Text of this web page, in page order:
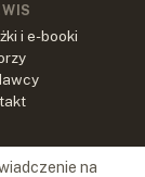
i e-booki
na